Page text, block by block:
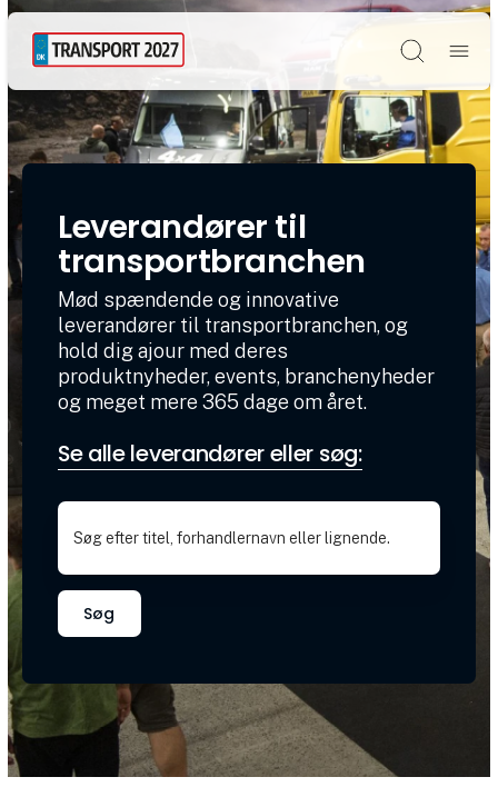
Søg
Leverandører til
transportbranchen
Mød spændende og innovative
leverandører til transportbranchen, og
hold dig ajour med deres
produktnyheder, events, branchenyheder
og meget mere 365 dage om året.
Se alle leverandører eller søg:
Søg